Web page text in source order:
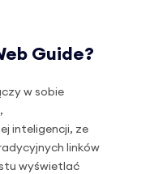
Guide?
w sobie
inteligencji, ze
linków
wyświetlać